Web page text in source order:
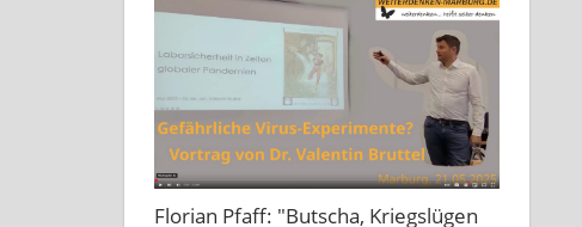
Florian Pfaff: "Butscha, Kriegslügen